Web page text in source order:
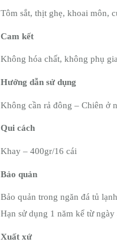
Tôm sắt, thịt ghẹ, khoai môn,
Cam kết
Không hóa chất, không phụ
Hướng dẫn sử dụng
Không cần rả đông – Chiên ở
Qui cách
Khay – 400gr/16 cái
Bảo quản
Bảo quản trong ngăn đá tủ
Hạn sử dụng 1 năm kể từ
Xuất xứ